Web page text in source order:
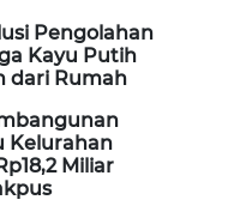
Pengolahan
Kayu Putih
dari Rumah
Kelurahan
Miliar